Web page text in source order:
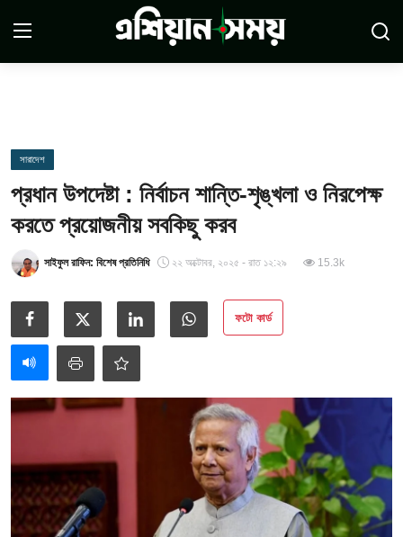
সম্পর্কে
সারাদেশ
সর্বশেষ
শর্তাবলী
গোপনীয়তা নীতি
জাতীয়
রাজনীতি
সারাদেশ
প্রধান উপদেষ্টা : নির্বাচন শান্তি-শৃঙ্খলা ও নিরপেক্ষ
করতে প্রয়োজনীয় সবকিছু করব
সাইফুল রাফিন: বিশেষ প্রতিনিধি ২২ অক্টোবর, ২০২৫ - রাত ১২:২৯ 15.3k
ফটো কার্ড